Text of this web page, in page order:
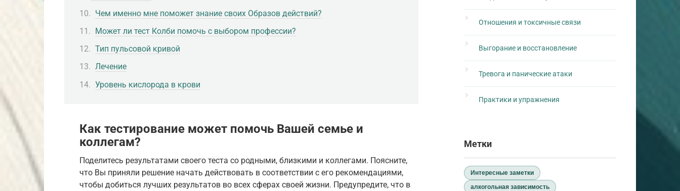
Чем именно мне поможет знание своих Образов действий?
Может ли тест Колби помочь с выбором профессии?
Тип пульсовой кривой
Лечение
Уровень кислорода в крови
Как тестирование может помочь Вашей семье и
коллегам?
Поделитесь результатами своего теста со родными, близкими и коллегами. Поясните,
что Вы приняли решение начать действовать в соответствии с его рекомендациями,
чтобы добиться лучших результатов во всех сферах своей жизни. Предупредите, что в
Отношения и токсичные связи
Выгорание и восстановление
Тревога и панические атаки
Практики и упражнения
Метки
Интересные заметки
алкогольная зависимость